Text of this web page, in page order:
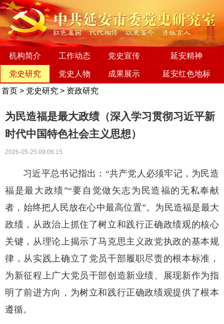
机构简介 工作动态 党史宣传 延安精神
党史研究 党史人物 成果展示
延安红色地标
首页 > 党史研究 > 资政研究
为民造福是最大政绩（深入学习贯彻习近平新
时代中国特色社会主义思想）
2026-05-25 09:06:15
习近平总书记指出：“共产党人必须牢记，为民造
福是最大政绩”“要自觉做矢志为民造福的无私奉献
者，始终把人民放在心中最高位置”。为民造福是最大
政绩，从政治上抓住了树立和践行正确政绩观的核心
关键，从理论上揭示了马克思主义政党执政的基本规
律，从实践上确立了党员干部履职尽责的根本标准，
为新征程上广大党员干部创造新业绩、展现新作为指
明了前进方向，为树立和践行正确政绩观提供了根本
遵循。